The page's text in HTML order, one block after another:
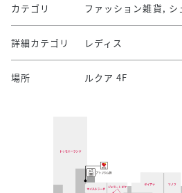
カテゴリ ファッション雑貨,
詳細カテゴリ レディス
場所 ルクア 4F